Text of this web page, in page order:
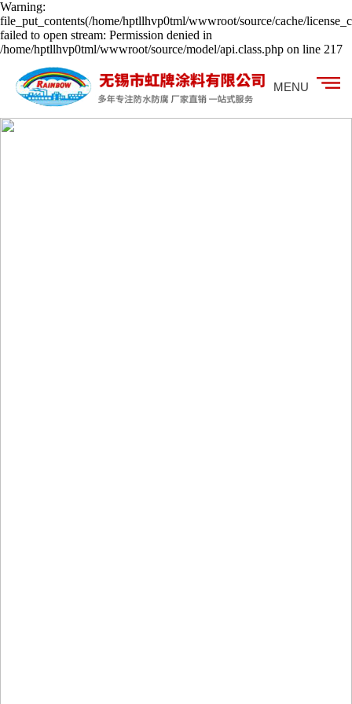
Warning:
file_put_contents(/home/hptllhvp0tml/wwwroot/source/cache/
failed to open stream: Permission denied in
/home/hptllhvp0tml/wwwroot/source/model/api.class.php on line 217
MENU